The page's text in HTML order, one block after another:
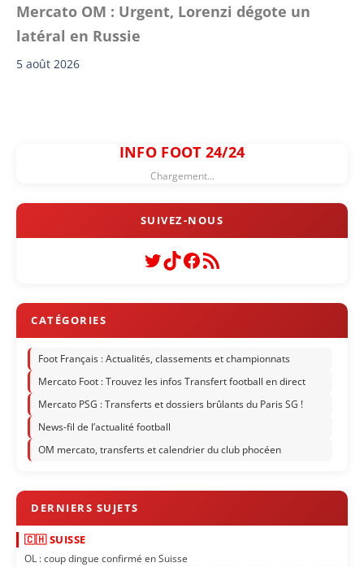
Mercato OM : Urgent, Lorenzi dégote un
latéral en Russie
5 août 2026
INFO FOOT 24/24
Chargement...
Twitter
TikTok
Facebook
Flux RSS
Foot Français : Actualités, classements et championnats
Mercato Foot : Trouvez les infos Transfert football en direct
Mercato PSG : Transferts et dossiers brûlants du Paris SG !
News-fil de l’actualité football
OM mercato, transferts et calendrier du club phocéen
🇨🇭 SUISSE
OL : coup dingue confirmé en Suisse